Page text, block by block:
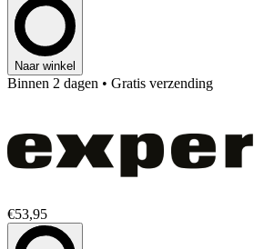
Naar winkel
Binnen 2 dagen • Gratis verzending
€53,95